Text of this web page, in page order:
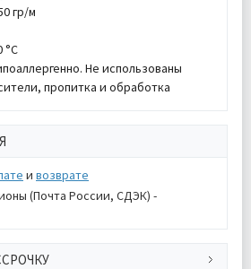
гр/м
°С
Не использованы
пропитка и обработка
и возврате
(Почта России, СДЭК) -